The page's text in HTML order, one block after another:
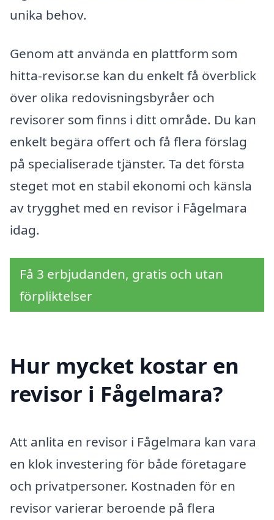
unika behov.
Genom att använda en plattform som
hitta-revisor.se kan du enkelt få överblick
över olika redovisningsbyråer och
revisorer som finns i ditt område. Du kan
enkelt begära offert och få flera förslag
på specialiserade tjänster. Ta det första
steget mot en stabil ekonomi och känsla
av trygghet med en revisor i Fågelmara
idag.
Få 3 erbjudanden, gratis och utan
förpliktelser
Hur mycket kostar en
revisor i Fågelmara?
Att anlita en revisor i Fågelmara kan vara
en klok investering för både företagare
och privatpersoner. Kostnaden för en
revisor varierar beroende på flera